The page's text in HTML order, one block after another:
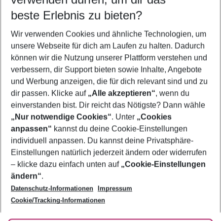
5-8 Nächte
2 Erwachsene Keine Kinder
Mehr Filter anzeigen
Footer
Footer navigation
Über uns
AGB
Bestpreisgarantie
Cookie-Einstellungen ändern
Cookie-Richtlinie
Agenturbetreuung
Barrierefreies Reisen
Folge uns
beste Erlebnis zu bieten?
Wir verwenden Cookies und ähnliche Technologien, um
unsere Webseite für dich am Laufen zu halten. Dadurch
können wir die Nutzung unserer Plattform verstehen und
verbessern, dir Support bieten sowie Inhalte, Angebote
und Werbung anzeigen, die für dich relevant sind und zu
dir passen. Klicke auf „Alle akzeptieren“, wenn du
einverstanden bist. Dir reicht das Nötigste? Dann wähle
„Nur notwendige Cookies“. Unter „Cookies
anpassen“ kannst du deine Cookie-Einstellungen
individuell anpassen. Du kannst deine Privatsphäre-
Einstellungen natürlich jederzeit ändern oder widerrufen
– klicke dazu einfach unten auf „Cookie-Einstellungen
ändern“.
Datenschutz-Informationen
Impressum
Cookie/Tracking-Informationen